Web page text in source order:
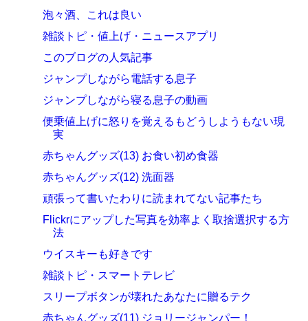
泡々酒、これは良い
雑談トピ・値上げ・ニュースアプリ
このブログの人気記事
ジャンプしながら電話する息子
ジャンプしながら寝る息子の動画
便乗値上げに怒りを覚えるもどうしようもない現
実
赤ちゃんグッズ(13) お食い初め食器
赤ちゃんグッズ(12) 洗面器
頑張って書いたわりに読まれてない記事たち
Flickrにアップした写真を効率よく取捨選択する方
法
ウイスキーも好きです
雑談トピ・スマートテレビ
スリープボタンが壊れたあなたに贈るテク
赤ちゃんグッズ(11) ジョリージャンパー！